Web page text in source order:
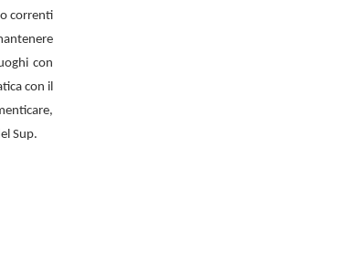
correnti
con
con il
Sup.